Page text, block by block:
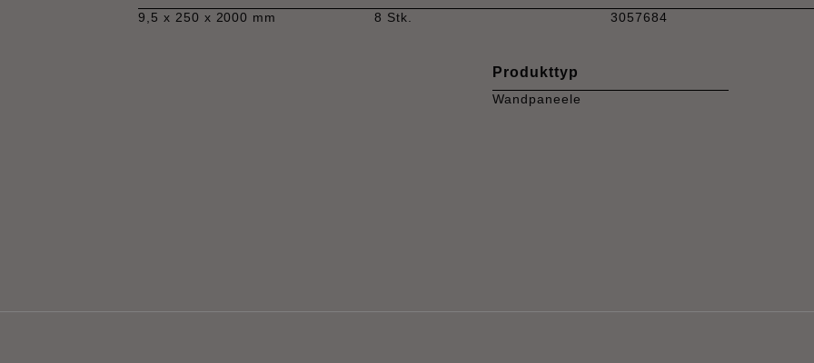
9,5 x 250 x 2000 mm 8 Stk. 3057684
Produkttyp
Wandpaneele